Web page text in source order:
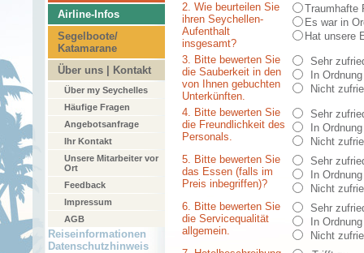
Airline-Infos
Segelboote/
Katamarane
Über uns | Kontakt
Über my Seychelles
Häufige Fragen
Angebotsanfrage
Ihr Kontakt
Unsere Mitarbeiter vor
Ort
Feedback
Impressum
AGB
Reiseinformationen
Datenschutzhinweis
2. Wie beurteilen Sie
ihren Seychellen-
Aufenthalt
insgesamt?
Traumhafte
Es war in
Hat unsere
3. Bitte bewerten Sie
die Sauberkeit in den
von Ihnen gebuchten
Unterkünften.
Sehr
In Ordnung
Nicht
4. Bitte bewerten Sie
die Freundlichkeit des
Personals.
Sehr
In Ordnung
Nicht
5. Bitte bewerten Sie
das Essen (falls im
Preis inbegriffen)?
Sehr
In Ordnung
Nicht
6. Bitte bewerten Sie
die Servicequalität
allgemein.
Sehr
In Ordnung
Nicht